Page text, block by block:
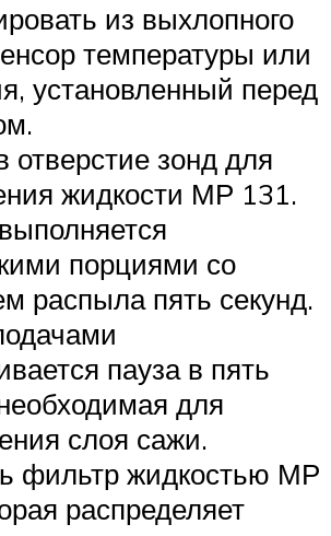
из выхлопного
температуры или
установленный перед
отверстие зонд для
жидкости МР 131.
порциями со
распыла пять секунд.
пауза в пять
для
слоя сажи.
фильтр жидкостью МР
распределяет